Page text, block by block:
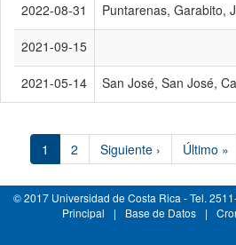
2022-08-31 Puntarenas, Garabito,
2021-09-15
2021-05-14 San José, San José,
1 2 Siguiente › Último »
© 2017 Universidad de Costa Rica - Tel.
Principal
| Base de Datos |